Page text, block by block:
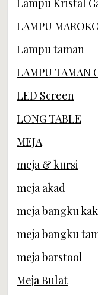
Lampu Kristal
LAMPU
Lampu taman
LAMPU TAMAN
LED Screen
LONG TABLE
MEJA
meja & kursi
meja akad
meja bangku
meja bangku
meja barstool
Meja Bulat